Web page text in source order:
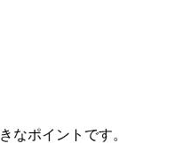
なポイントです。